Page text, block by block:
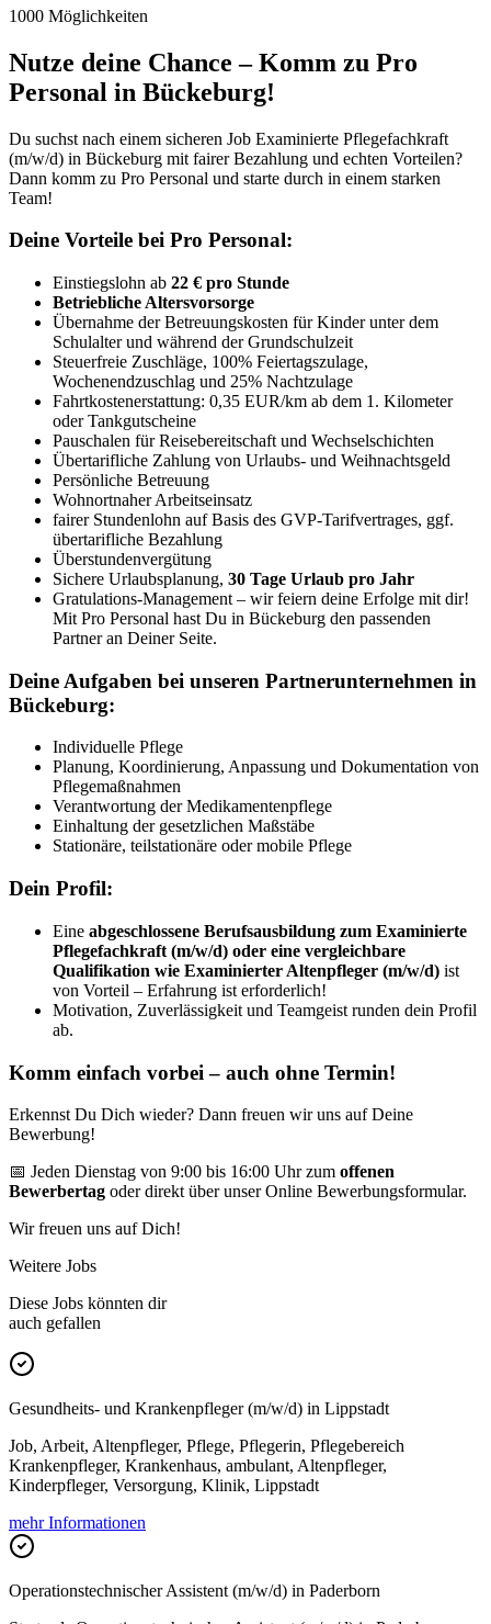
1000 Möglichkeiten
Nutze deine Chance – Komm zu Pro
Personal in Bückeburg!
Du suchst nach einem sicheren Job Examinierte Pflegefachkraft
(m/w/d) in Bückeburg mit fairer Bezahlung und echten Vorteilen?
Dann komm zu Pro Personal und starte durch in einem starken
Team!
Deine Vorteile bei Pro Personal:
Einstiegslohn ab 22 € pro Stunde
Betriebliche Altersvorsorge
Übernahme der Betreuungskosten für Kinder unter dem
Schulalter und während der Grundschulzeit
Steuerfreie Zuschläge, 100% Feiertagszulage,
Wochenendzuschlag und 25% Nachtzulage
Fahrtkostenerstattung: 0,35 EUR/km ab dem 1. Kilometer
oder Tankgutscheine
Pauschalen für Reisebereitschaft und Wechselschichten
Übertarifliche Zahlung von Urlaubs- und Weihnachtsgeld
Persönliche Betreuung
Wohnortnaher Arbeitseinsatz
fairer Stundenlohn auf Basis des GVP-Tarifvertrages, ggf.
übertarifliche Bezahlung
Überstundenvergütung
Sichere Urlaubsplanung, 30 Tage Urlaub pro Jahr
Gratulations-Management – wir feiern deine Erfolge mit dir!
Mit Pro Personal hast Du in Bückeburg den passenden
Partner an Deiner Seite.
Deine Aufgaben bei unseren Partnerunternehmen in
Bückeburg:
Individuelle Pflege
Planung, Koordinierung, Anpassung und Dokumentation von
Pflegemaßnahmen
Verantwortung der Medikamentenpflege
Einhaltung der gesetzlichen Maßstäbe
Stationäre, teilstationäre oder mobile Pflege
Dein Profil:
Eine abgeschlossene Berufsausbildung zum Examinierte
Pflegefachkraft (m/w/d) oder eine vergleichbare
Qualifikation wie Examinierter Altenpfleger (m/w/d) ist
von Vorteil – Erfahrung ist erforderlich!
Motivation, Zuverlässigkeit und Teamgeist runden dein Profil
ab.
Komm einfach vorbei – auch ohne Termin!
Erkennst Du Dich wieder? Dann freuen wir uns auf Deine
Bewerbung!
📅 Jeden Dienstag von 9:00 bis 16:00 Uhr zum offenen
Bewerbertag oder direkt über unser Online Bewerbungsformular.
Wir freuen uns auf Dich!
Weitere Jobs
Diese Jobs könnten dir
auch gefallen
Gesundheits- und Krankenpfleger (m/w/d) in Lippstadt
Job, Arbeit, Altenpfleger, Pflege, Pflegerin, Pflegebereich
Krankenpfleger, Krankenhaus, ambulant, Altenpfleger,
Kinderpfleger, Versorgung, Klinik, Lippstadt
mehr Informationen
Operationstechnischer Assistent (m/w/d) in Paderborn